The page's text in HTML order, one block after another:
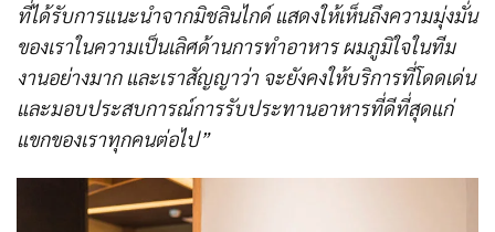
ที่ได้รับการแนะนำจากมิชลินไกด์ แสดงให้เห็นถึงความมุ่งมั่น
ของเราในความเป็นเลิศด้านการทำอาหาร ผมภูมิใจในทีม
งานอย่างมาก และเราสัญญาว่า จะยังคงให้บริการที่โดดเด่น
และมอบประสบการณ์การรับประทานอาหารที่ดีที่สุดแก่
แขกของเราทุกคนต่อไป”